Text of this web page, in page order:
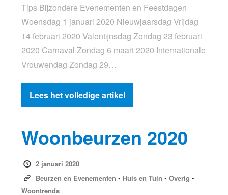
Tips Bijzondere Evenementen en Feestdagen
Woensdag 1 januari 2020 Nieuwjaarsdag Vrijdag
14 februari 2020 Valentijnsdag Zondag 23 februari
2020 Carnaval Zondag 6 maart 2020 Internationale
Vrouwendag Zondag 29…
Lees het volledige artikel
Woonbeurzen 2020
2 januari 2020
Beurzen en Evenementen • Huis en Tuin • Overig •
Woontrends